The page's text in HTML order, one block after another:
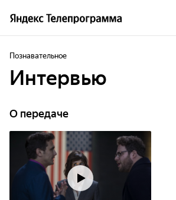
Познавательное
Интервью
О передаче